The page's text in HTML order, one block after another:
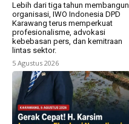
Lebih dari tiga tahun membangun
organisasi, IWO Indonesia DPD
Karawang terus memperkuat
profesionalisme, advokasi
kebebasan pers, dan kemitraan
lintas sektor.
5 Agustus 2026